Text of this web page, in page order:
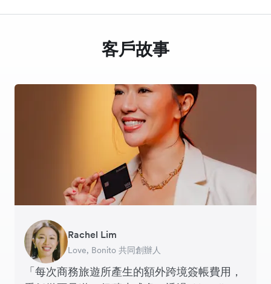
客戶故事
「每次商務旅遊所產生的額外跨境簽帳費用，
Rachel Lim
Love, Bonito 共同創辦人
Henson Tsai
SleekFlow 創辦人
Phyllis
Jakewell 數碼營運總監
Jennifer Chong
Linjer 行政總裁
Benjamin
Grams(28) 創辦人
Tomy Wu
MyiCellar 共同創辦人